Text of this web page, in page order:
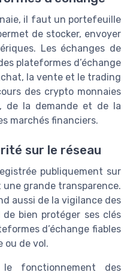
il faut un portefeuille
de stocker, envoyer
Les échanges de
plateformes d’échange
la vente et le trading
des crypto monnaies
de la demande et de la
marchés financiers.
sur le réseau
publiquement sur
grande transparence.
aussi de la vigilance des
bien protéger ses clés
d’échange fiables
ou de vol.
fonctionnement des